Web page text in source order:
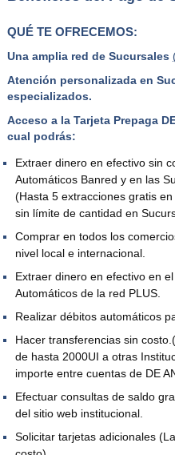
QUÉ TE OFRECEMOS:
Una amplia red de Sucursales
Atención personalizada en
especializados.
Acceso a la Tarjeta Prepaga
cual podrás:
Extraer dinero en efectivo sin
Automáticos Banred y en las
(Hasta 5 extracciones gratis
sin límite de cantidad en
Comprar en todos los
nivel local e internacional.
Extraer dinero en efectivo en
Automáticos de la red PLUS.
Realizar débitos automáticos
Hacer transferencias sin
de hasta 2000UI a otras
importe entre cuentas de DE
Efectuar consultas de saldo
del sitio web institucional.
Solicitar tarjetas adicionales